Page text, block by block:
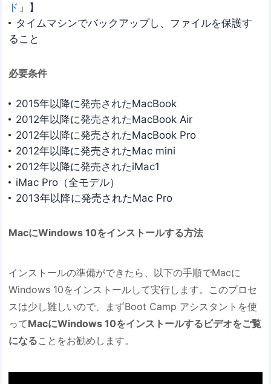
ド 」】
タイムマシンでバックアップし、ファイルを保護す
ること
必要条件
2015年以降に発売されたMacBook
2012年以降に発売されたMacBook Air
2012年以降に発売されたMacBook Pro
2012年以降に発売されたMac mini
2012年以降に発売されたiMac1
iMac Pro（全モデル）
2013年以降に発売されたMac Pro
MacにWindows 10をインストールする方法
インストールの準備ができたら、以下の手順でMacに
Windows 10をインストールして実行します。このプロセ
スは少し難しいので、まずBoot Camp アシスタントを使
ってMacにWindows 10をインストールするビデオをご覧
になることをお勧めします。